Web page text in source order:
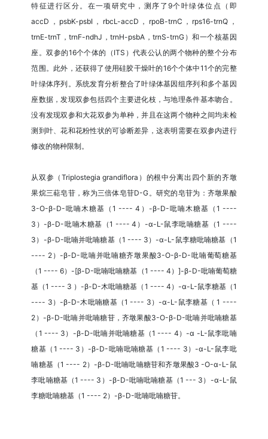
特征进行区分。在一项研究中，测序了9个叶绿体位点（即
accD，psbK-psbI，rbcL-accD，rpoB-trnC，rps16-trnQ，
trnE-trnT，trnF-ndhJ，trnH-psbA，trnS-trnG）和一个核基因
座。双参的16个个体的（ITS）代表公认的两个物种的整个分布
范围。此外，还获得了使用硅胶干燥叶的16个个体中11个的完整
叶绿体序列。系统发育分析整合了叶绿体基因组序列和多个基因
座数据，发现双参包括四个主要进化枝，与地理条件基本吻合。
没有发现双参和大花双参为单种，并且在这两个物种之间均未检
测到叶、花和花粉性状的可诊断差异，这表明需要在双参内进行
修改的物种限制。
从双参（Triplostegia grandiflora）的根中分离出四个新的齐墩
果烷三萜皂苷，称为三倍体皂苷D-G。研究的皂苷为：齐墩果酸
3-O-β-D-吡喃木糖基（1 ---- 4）-β-D-吡喃木糖基（1 ----
3）-β-D-吡喃木糖基（1 ---- 4）-α-L-鼠李吡喃糖基（1 ----
3）-β-D-吡喃并吡喃糖基（1 ---- 3）-α-L-鼠李糖吡喃糖基（1
---- 2）-β-D-吡喃并吡喃糖齐墩果酸3-O-β-D-吡喃葡萄糖基
（1 ---- 6）-[β-D-吡喃吡喃糖基（1 ---- 4）]-β-D-吡喃葡萄糖
基（1 ---- 3 ）-β-D-木吡喃糖基（1 ---- 4）-α-L-鼠李糖基（1
---- 3）-β-D-木吡喃糖基（1 ---- 3）-α-L-鼠李糖基（ 1 ----
2）-β-D-吡喃并吡喃糖苷，齐墩果酸3-O-β-D-吡喃并吡喃糖基
（1 ---- 3）-β-D-吡喃并吡喃糖基（1 ---- 4）-α -L-鼠李吡喃
糖基（1 ---- 3）-β-D-吡喃吡喃糖基（1 ---- 3）-α-L-鼠李吡
喃糖基（1 ---- 2）-β-D-吡喃吡喃糖苷和齐墩果酸3 -O-α-L-鼠
李吡喃糖基（1 ---- 3）-β-D-吡喃吡喃糖基（1 --- 3）-α-L-鼠
李糖吡喃糖基（1 ---- 2）-β-D-吡喃吡喃糖苷。